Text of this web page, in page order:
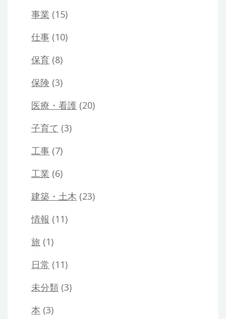
事業 (15)
仕事 (10)
保育 (8)
保険 (3)
医療・看護 (20)
子育て (3)
工事 (7)
工業 (6)
建築・土木 (23)
情報 (11)
旅 (1)
日常 (11)
未分類 (3)
本 (3)